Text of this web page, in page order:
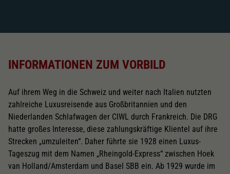
INFORMATIONEN ZUM VORBILD
Auf ihrem Weg in die Schweiz und weiter nach Italien nutzten
zahlreiche Luxusreisende aus Großbritannien und den
Niederlanden Schlafwagen der CIWL durch Frankreich. Die DRG
hatte großes Interesse, diese zahlungskräftige Klientel auf ihre
Strecken „umzuleiten“. Daher führte sie 1928 einen Luxus-
Tageszug mit dem Namen „Rheingold-Express“ zwischen Hoek
van Holland/Amsterdam und Basel SBB ein. Ab 1929 wurde im